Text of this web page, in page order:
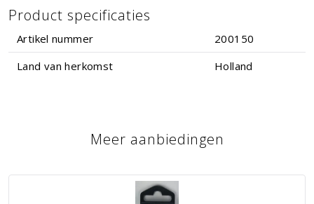
Product specificaties
Artikel nummer
200150
Land van herkomst
Holland
Meer aanbiedingen